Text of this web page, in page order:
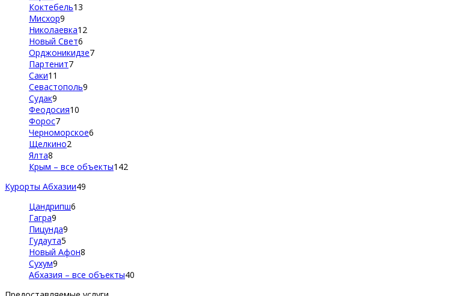
Коктебель13
Мисхор9
Николаевка12
Новый Свет6
Орджоникидзе7
Партенит7
Саки11
Севастополь9
Судак9
Феодосия10
Форос7
Черноморское6
Щелкино2
Ялта8
Крым – все объекты142
Курорты Абхазии49
Цандрипш6
Гагра9
Пицунда9
Гудаута5
Новый Афон8
Сухум9
Абхазия – все объекты40